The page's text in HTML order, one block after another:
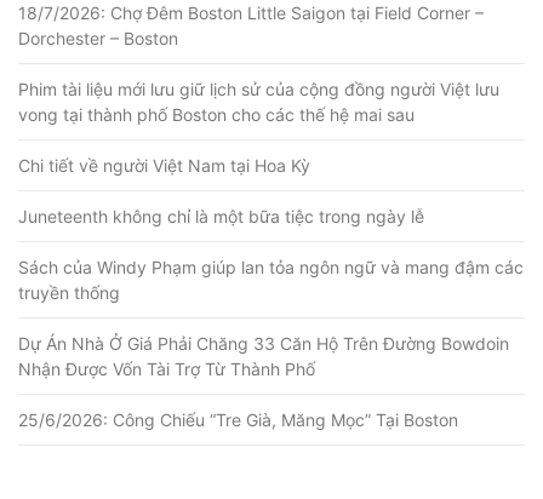
18/7/2026: Chợ Đêm Boston Little Saigon tại Field Corner –
Dorchester – Boston
Phim tài liệu mới lưu giữ lịch sử của cộng đồng người Việt lưu
vong tại thành phố Boston cho các thế hệ mai sau
Chi tiết về người Việt Nam tại Hoa Kỳ
Juneteenth không chỉ là một bữa tiệc trong ngày lễ
Sách của Windy Phạm giúp lan tỏa ngôn ngữ và mang đậm các
truyền thống
Dự Án Nhà Ở Giá Phải Chăng 33 Căn Hộ Trên Đường Bowdoin
Nhận Được Vốn Tài Trợ Từ Thành Phố
25/6/2026: Công Chiếu “Tre Già, Măng Mọc” Tại Boston